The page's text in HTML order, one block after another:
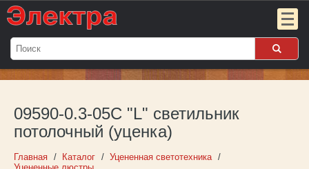
Мой
Пока
пуст
Войти
09590-0.3-05C "L" светильник
потолочный (уценка)
Главная Каталог
Уцененная светотехника